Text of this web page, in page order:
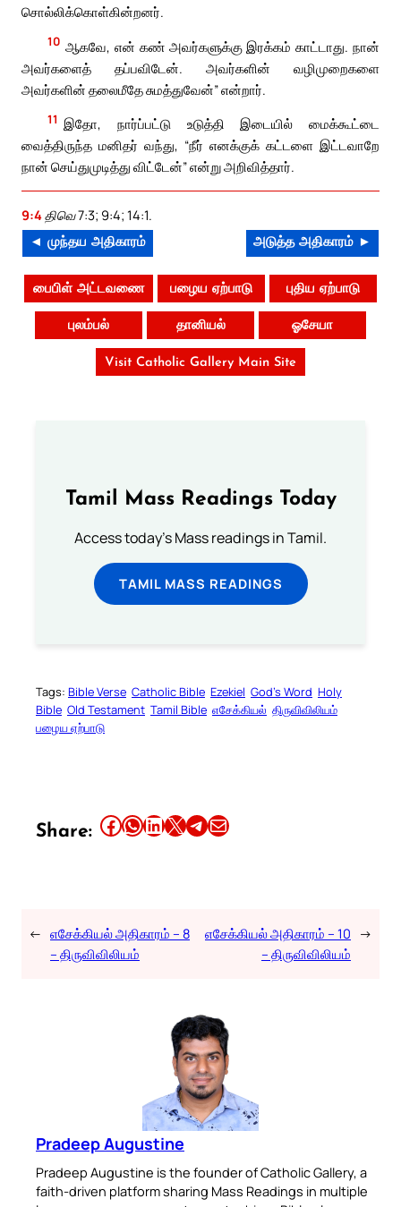
சொல்லிக்கொள்கின்றனர்.
10 ஆகவே, என் கண் அவர்களுக்கு இரக்கம் காட்டாது. நான்
அவர்களைத் தப்பவிடேன். அவர்களின் வழிமுறைகளை
அவர்களின் தலைமீதே சுமத்துவேன்” என்றார்.
11 இதோ, நார்ப்பட்டு உடுத்தி இடையில் மைக்கூட்டை
வைத்திருந்த மனிதர் வந்து, “நீர் எனக்குக் கட்டளை இட்டவாறே
நான் செய்துமுடித்து விட்டேன்” என்று அறிவித்தார்.
9:4திவெ 7:3; 9:4; 14:1.
◄ முந்தய அதிகாரம் அடுத்த அதிகாரம் ►
பைபிள் அட்டவணை பழைய ஏற்பாடு புதிய ஏற்பாடு
புலம்பல் தானியல் ஓசேயா
Visit Catholic Gallery Main Site
Tamil Mass Readings Today
Access today's Mass readings in Tamil.
TAMIL MASS READINGS
Tags: Bible Verse Catholic Bible Ezekiel God’s Word Holy
Bible Old Testament Tamil Bible எசேக்கியல் திருவிவிலியம்
பழைய ஏற்பாடு
Share: Share this article on Facebook Share this article on WhatsApp Share this article on LinkedIn Share this article on X Share this article on TelegramEmail this Article
← எசேக்கியல் அதிகாரம் – 8
– திருவிவிலியம்
எசேக்கியல் அதிகாரம் – 10
– திருவிவிலியம்
→
Pradeep Augustine
Pradeep Augustine is the founder of Catholic Gallery, a
faith-driven platform sharing Mass Readings in multiple